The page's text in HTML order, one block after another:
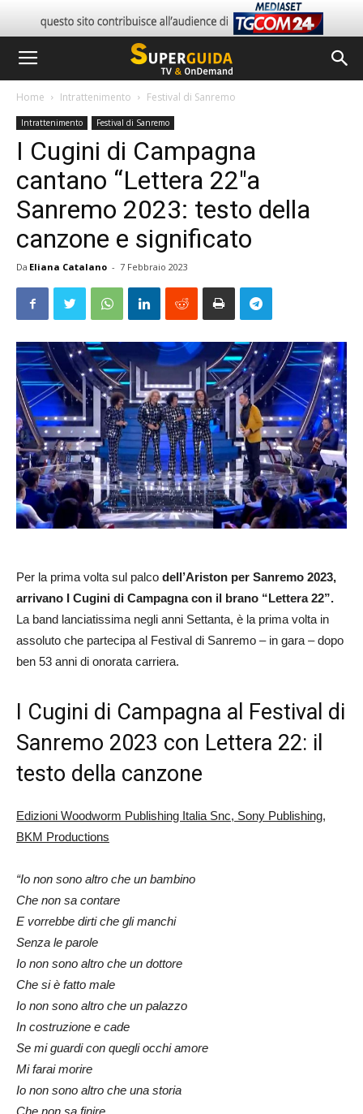
Home Intrattenimento Festival di Sanremo
Intrattenimento Festival di Sanremo
I Cugini di Campagna
cantano “Lettera 22″a
Sanremo 2023: testo della
canzone e significato
Da Eliana Catalano - 7 Febbraio 2023
Per la prima volta sul palco dell’Ariston per Sanremo 2023,
arrivano I Cugini di Campagna con il brano “Lettera 22”.
La band lanciatissima negli anni Settanta, è la prima volta in
assoluto che partecipa al Festival di Sanremo – in gara – dopo
ben 53 anni di onorata carriera.
I Cugini di Campagna al Festival di
Sanremo 2023 con Lettera 22: il
testo della canzone
Edizioni Woodworm Publishing Italia Snc, Sony Publishing,
BKM Productions
“Io non sono altro che un bambino
Che non sa contare
E vorrebbe dirti che gli manchi
Senza le parole
Io non sono altro che un dottore
Che si è fatto male
Io non sono altro che un palazzo
In costruzione e cade
Se mi guardi con quegli occhi amore
Mi farai morire
Io non sono altro che una storia
Che non sa finire